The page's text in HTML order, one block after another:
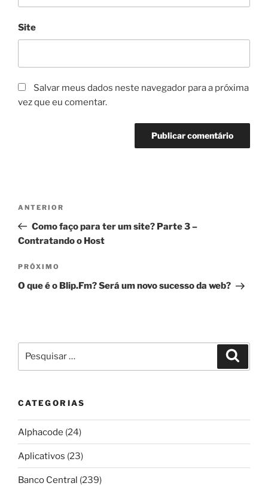
Site
Salvar meus dados neste navegador para a próxima
vez que eu comentar.
Post
Post
anterior
ANTERIOR
Como faço para ter um site? Parte 3 –
Contratando o Host
Próximo
post
PRÓXIMO
O que é o Blip.Fm? Será um novo sucesso da web?
por:
CATEGORIAS
Alphacode (24)
Aplicativos (23)
Banco Central (239)